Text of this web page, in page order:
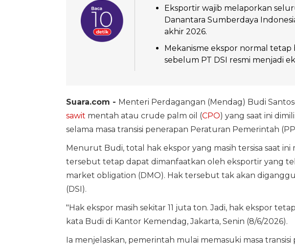
Eksportir wajib melaporkan
Danantara Sumberdaya
akhir 2026.
Mekanisme ekspor normal tetap
sebelum PT DSI resmi menjadi
Suara.com - Menteri Perdagangan (Mendag) Budi
sawit mentah atau crude palm oil (CPO) yang saat ini
selama masa transisi penerapan Peraturan Pemerintah
Menurut Budi, total hak ekspor yang masih tersisa saat ini
tersebut tetap dapat dimanfaatkan oleh eksportir yang
market obligation (DMO). Hak tersebut tak akan
(DSI).
"Hak ekspor masih sekitar 11 juta ton. Jadi, hak ekspor
kata Budi di Kantor Kemendag, Jakarta, Senin (8/6/2026).
Ia menjelaskan, pemerintah mulai memasuki masa